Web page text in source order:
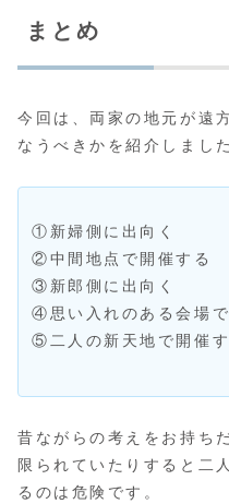
まとめ
今回は、両家の地元が遠
なうべきかを紹介しまし
①新婦側に出向く
②中間地点で開催する
③新郎側に出向く
④思い入れのある会場で
⑤二人の新天地で開催す
昔ながらの考えをお持ち
限られていたりすると二
るのは危険です。